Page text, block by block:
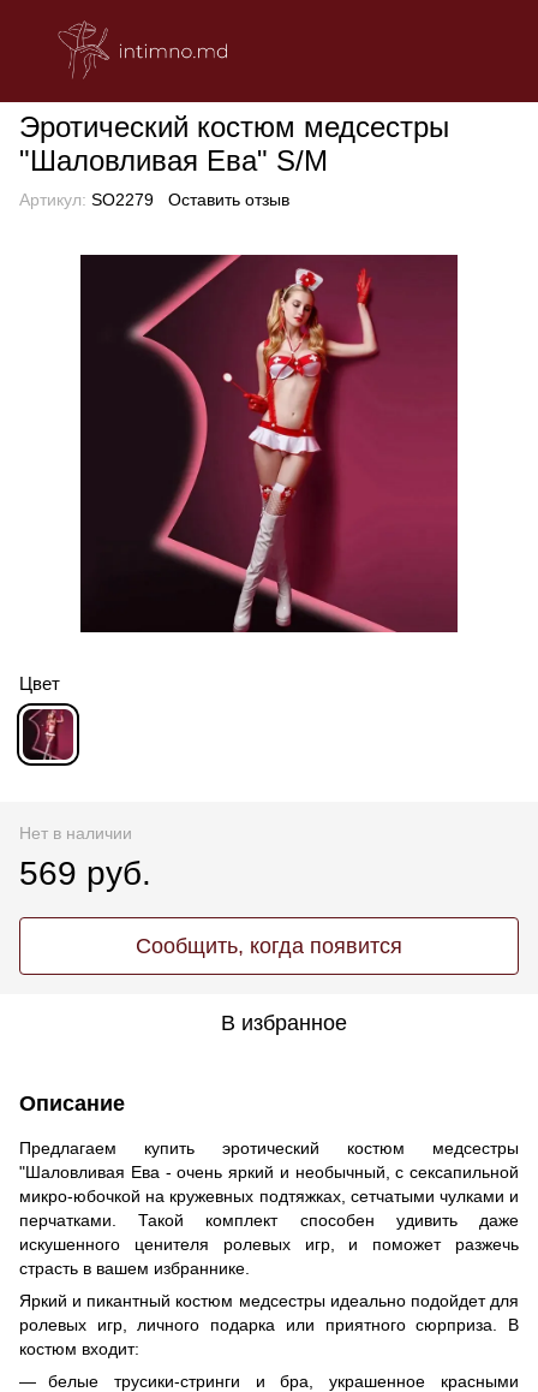
Эротический костюм медсестры
"Шаловливая Ева" S/M
Артикул: SO2279 Оставить отзыв
Цвет
Нет в наличии
569 руб.
Сообщить, когда появится
В избранное
Описание
Предлагаем купить эротический костюм медсестры
"Шаловливая Ева - очень яркий и необычный, с сексапильной
микро-юбочкой на кружевных подтяжках, сетчатыми чулками и
перчатками. Такой комплект способен удивить даже
искушенного ценителя ролевых игр, и поможет разжечь
страсть в вашем избраннике.
Яркий и пикантный костюм медсестры идеально подойдет для
ролевых игр, личного подарка или приятного сюрприза. В
костюм входит:
белые трусики-стринги и бра, украшенное красными